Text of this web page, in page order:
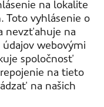
na lokalite
Toto vyhlásenie o
nevzťahuje na
webovými
spoločnosť
na tieto
na našich